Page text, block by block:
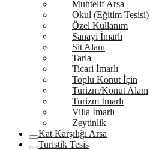
Muhtelif Arsa
Okul (Eğitim Tesisi)
Özel Kullanım
Sanayi İmarlı
Sit Alanı
Tarla
Ticari İmarlı
Toplu Konut İçin
Turizm/Konut Alanı
Turizm İmarlı
Villa İmarlı
Zeytinlik
Kat Karşılığı Arsa
Turistik Tesis